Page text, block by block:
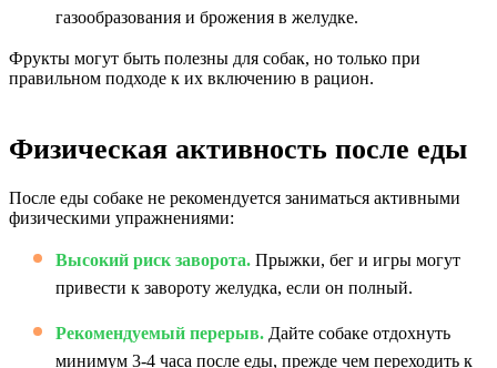
газообразования и брожения в желудке.
Фрукты могут быть полезны для собак, но только при
правильном подходе к их включению в рацион.
Физическая активность после еды
После еды собаке не рекомендуется заниматься активными
физическими упражнениями:
Высокий риск заворота. Прыжки, бег и игры могут
привести к завороту желудка, если он полный.
Рекомендуемый перерыв. Дайте собаке отдохнуть
минимум 3-4 часа после еды, прежде чем переходить к